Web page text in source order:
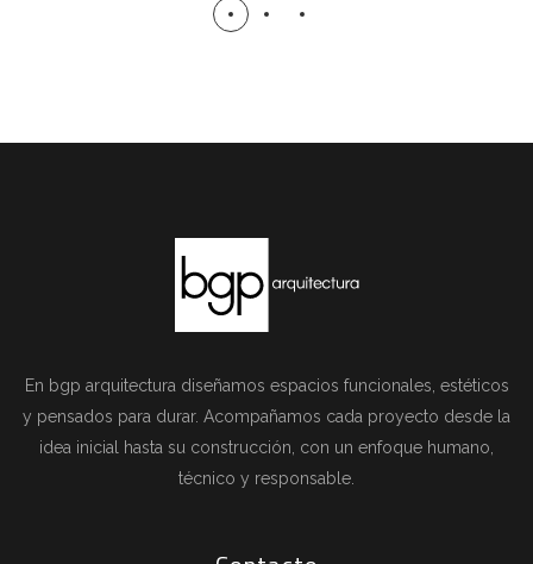
En bgp arquitectura diseñamos espacios funcionales, estéticos
y pensados para durar. Acompañamos cada proyecto desde la
idea inicial hasta su construcción, con un enfoque humano,
técnico y responsable.